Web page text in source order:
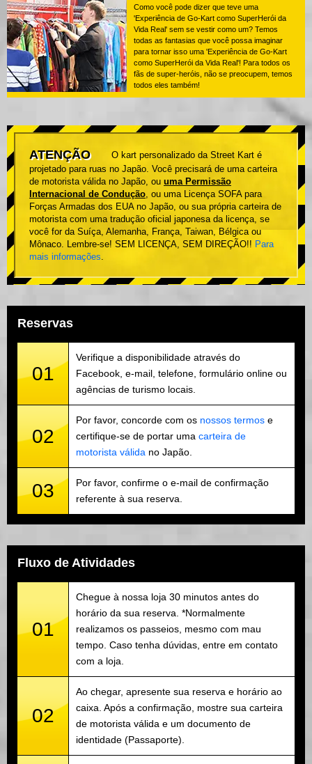
Como você pode dizer que teve uma
'Experiência de Go-Kart como SuperHerói da
Vida Real' sem se vestir como um? Temos
todas as fantasias que você possa imaginar
para tornar isso uma 'Experiência de Go-Kart
como SuperHerói da Vida Real'! Para todos os
fãs de super-heróis, não se preocupem, temos
todos eles também!
ATENÇÃO
O kart personalizado da Street Kart é
projetado para ruas no Japão. Você precisará de uma carteira
de motorista válida no Japão, ou uma Permissão
Internacional de Condução, ou uma Licença SOFA para
Forças Armadas dos EUA no Japão, ou sua própria carteira de
motorista com uma tradução oficial japonesa da licença, se
você for da Suíça, Alemanha, França, Taiwan, Bélgica ou
Mônaco. Lembre-se! SEM LICENÇA, SEM DIREÇÃO!! Para
mais informações.
Reservas
01
Verifique a disponibilidade através do
Facebook, e-mail, telefone, formulário online ou
agências de turismo locais.
02
Por favor, concorde com os nossos termos e
certifique-se de portar uma carteira de
motorista válida no Japão.
03
Por favor, confirme o e-mail de confirmação
referente à sua reserva.
Fluxo de Atividades
01
Chegue à nossa loja 30 minutos antes do
horário da sua reserva. *Normalmente
realizamos os passeios, mesmo com mau
tempo. Caso tenha dúvidas, entre em contato
com a loja.
02
Ao chegar, apresente sua reserva e horário ao
caixa. Após a confirmação, mostre sua carteira
de motorista válida e um documento de
identidade (Passaporte).